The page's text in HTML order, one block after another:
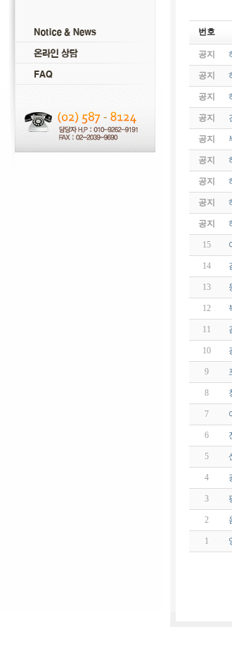
번호
공지
공지
공지
공지
공지
공지
공지
공지
공지
15
14
13
12
11
10
9
8
7
6
5
4
3
2
1